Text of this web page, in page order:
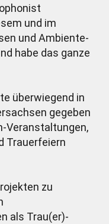
und im
und Ambiente-
habe das ganze
überwiegend in
gegeben
Veranstaltungen,
Trauerfeiern
zu
als Trau(er)-